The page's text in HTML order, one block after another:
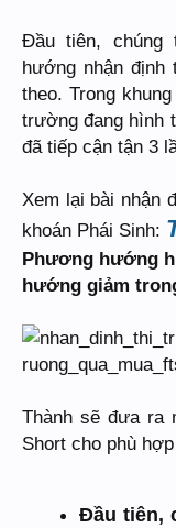
Đầu tiên, chúng
hướng nhận định
theo. Trong
trường đang hình
đã tiếp cận tận 3
Xem lại bài nhận
khoán Phái Sinh:
Phương hướng
hướng giảm
Thành sẽ đưa ra
Short cho phù
Đầu tiên,